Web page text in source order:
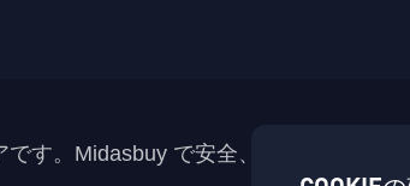
す。Midasbuy で安全、高速、楽しいお